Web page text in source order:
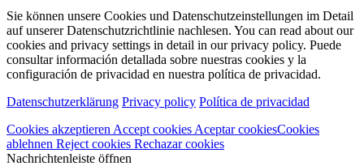
Sie können unsere Cookies und Datenschutzeinstellungen im Detail
auf unserer Datenschutzrichtlinie nachlesen. You can read about our
cookies and privacy settings in detail in our privacy policy. Puede
consultar información detallada sobre nuestras cookies y la
configuración de privacidad en nuestra política de privacidad.
Datenschutzerklärung Privacy policy Política de privacidad
Cookies akzeptieren Accept cookies Aceptar cookiesCookies
ablehnen Reject cookies Rechazar cookies
Nachrichtenleiste öffnen